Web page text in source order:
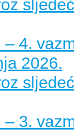
4.
2026.
3.